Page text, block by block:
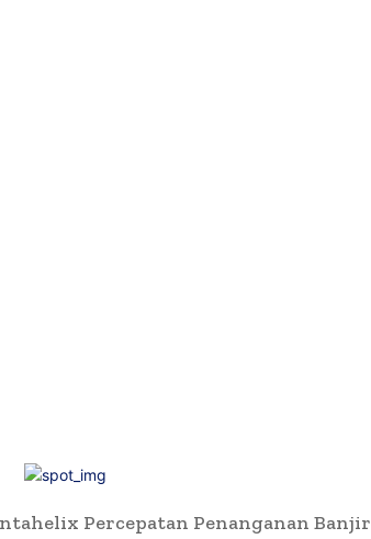
Percepatan Penanganan Banjir